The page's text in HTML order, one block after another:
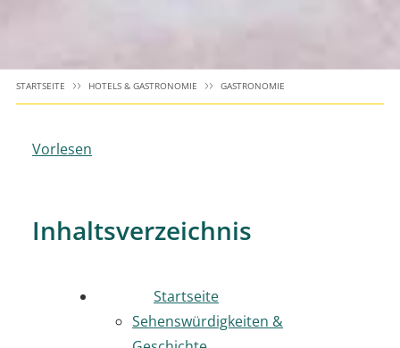
STARTSEITE HOTELS & GASTRONOMIE GASTRONOMIE
Vorlesen
Inhaltsverzeichnis
Startseite
Sehenswürdigkeiten &